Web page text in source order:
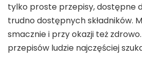
tylko proste przepisy, dostępne
trudno dostępnych składników.
smacznie i przy okazji też
przepisów ludzie najczęściej